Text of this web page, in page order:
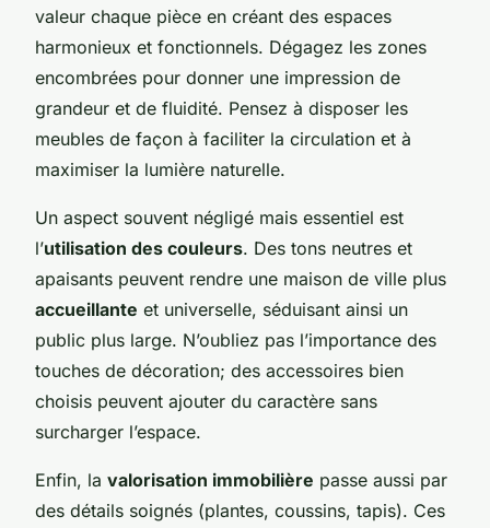
valeur chaque pièce en créant des espaces
harmonieux et fonctionnels. Dégagez les zones
encombrées pour donner une impression de
grandeur et de fluidité. Pensez à disposer les
meubles de façon à faciliter la circulation et à
maximiser la lumière naturelle.
Un aspect souvent négligé mais essentiel est
l’utilisation des couleurs. Des tons neutres et
apaisants peuvent rendre une maison de ville plus
accueillante et universelle, séduisant ainsi un
public plus large. N’oubliez pas l’importance des
touches de décoration; des accessoires bien
choisis peuvent ajouter du caractère sans
surcharger l’espace.
Enfin, la valorisation immobilière passe aussi par
des détails soignés (plantes, coussins, tapis). Ces